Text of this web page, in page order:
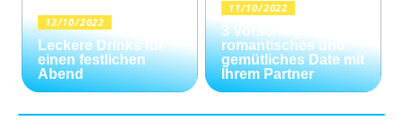
12/10/2022
Leckere Drinks für
einen festlichen
Abend
11/10/2022
3 Vorschläge für ein
romantisches und
gemütliches Date mit
Ihrem Partner